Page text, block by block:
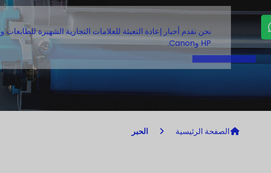
نحن نقدم أحبار إعادة التعبئة للعلامات التجارية الشهيرة للطابعات
HP وCanon.
الصفحة الرئيسية الحبر